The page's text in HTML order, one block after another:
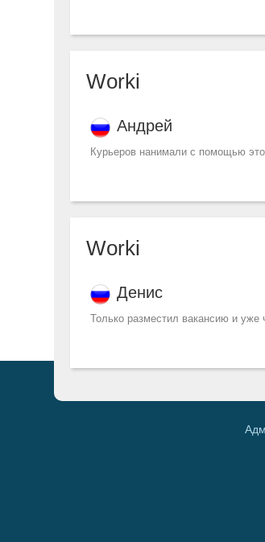
Worki
Андрей
Курьеров нанимали с помощью
Worki
Денис
Только разместил вакансию и уже